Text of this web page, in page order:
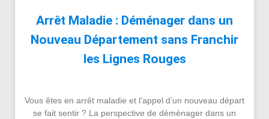
Arrêt Maladie : Déménager dans un
Nouveau Département sans Franchir
les Lignes Rouges
Vous êtes en arrêt maladie et l’appel d’un nouveau départ
se fait sentir ? La perspective de déménager dans un